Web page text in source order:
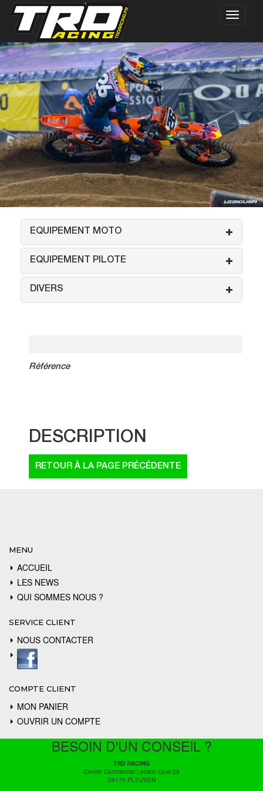
EQUIPEMENT MOTO
EQUIPEMENT PILOTE
DIVERS
Référence
DESCRIPTION
MENU
ACCUEIL
LES NEWS
QUI SOMMES NOUS ?
SERVICE CLIENT
NOUS CONTACTER
COMPTE CLIENT
MON PANIER
OUVRIR UN COMPTE
BESOIN D'UN CONSEIL ?
TRD RACING
Centre Commercial Leclerc Quai 29
29170 PLEUVEN